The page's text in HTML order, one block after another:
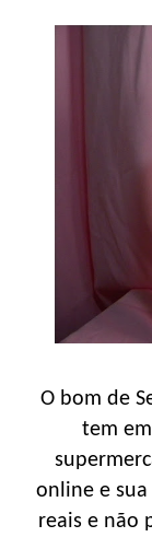
O bom de
tem
online e
reais e não